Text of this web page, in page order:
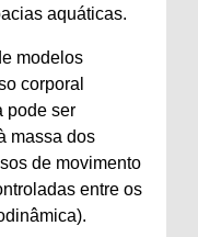
aquáticas.
modelos
corporal
pode ser
massa dos
de movimento
entre os